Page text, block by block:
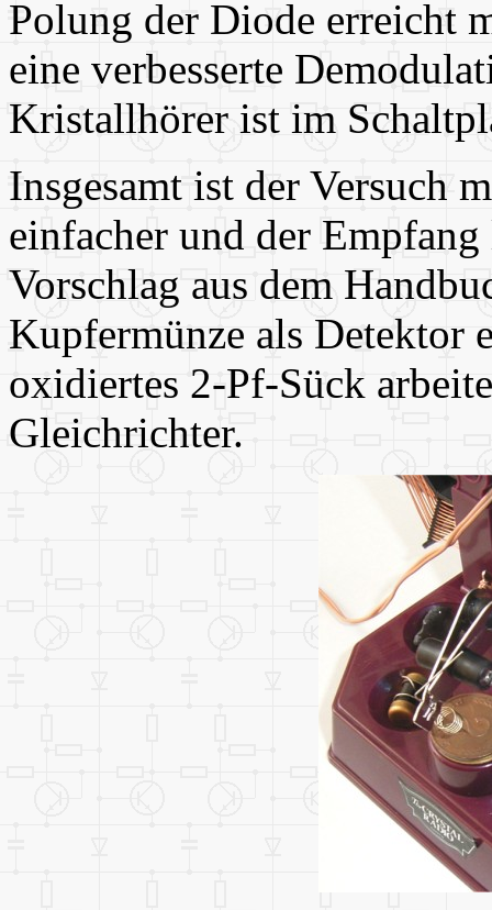
Polung der Diode erreicht
eine verbesserte
Kristallhörer ist im
Insgesamt ist der Versuch
einfacher und der
Vorschlag aus dem
Kupfermünze als Detektor
oxidiertes 2-Pf-Sück
Gleichrichter.